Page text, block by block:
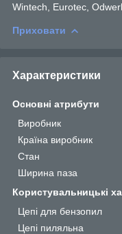
Wintech, Eurotec,
Приховати
Характеристики
Основні атрибути
Виробник
Країна виробник
Стан
Ширина паза
Користувальницькі
Цепі для бензопил
Цепі пиляльна